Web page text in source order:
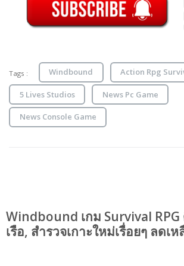
Tags : Windbound Action Rpg
5 Lives Studios News Pc Game
News Console Game
Windbound เกม Survival
เรือ, สำรวจเกาะใหม่เรื่อยๆ ลดเ